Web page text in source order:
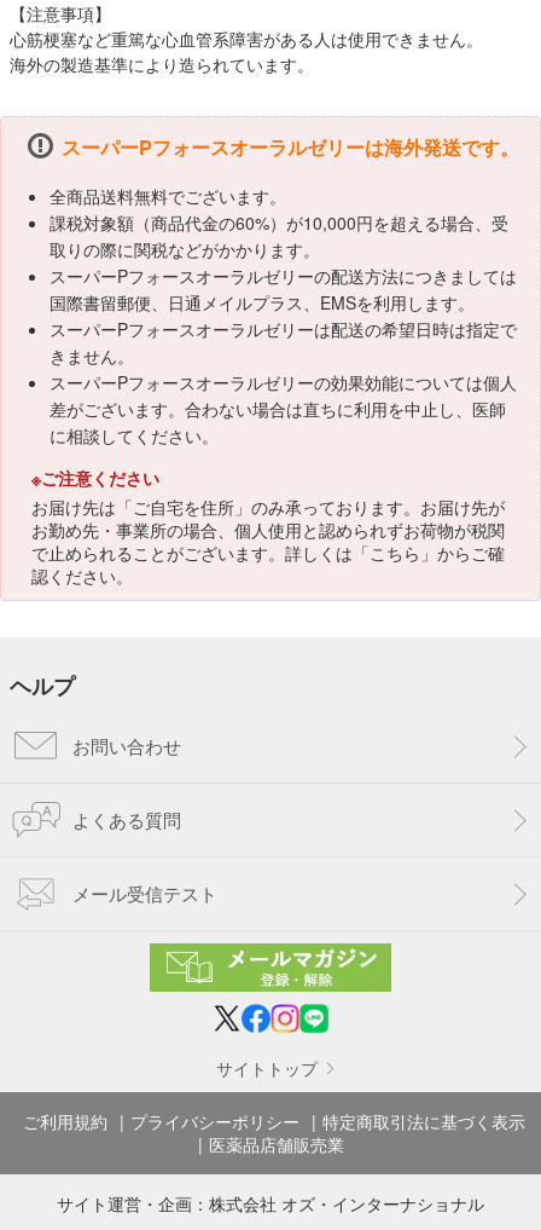
【注意事項】
心筋梗塞など重篤な心血管系障害がある人は使用できません。
海外の製造基準により造られています。
スーパーPフォースオーラルゼリーは海外発送です。
全商品送料無料でございます。
課税対象額（商品代金の60%）が10,000円を超える場合、受
取りの際に関税などがかかります。
スーパーPフォースオーラルゼリーの配送方法につきましては
国際書留郵便、日通メイルプラス、EMSを利用します。
スーパーPフォースオーラルゼリーは配送の希望日時は指定で
きません。
スーパーPフォースオーラルゼリーの効果効能については個人
差がございます。合わない場合は直ちに利用を中止し、医師
に相談してください。
※ご注意ください
お届け先は「ご自宅を住所」のみ承っております。お届け先が
お勤め先・事業所の場合、個人使用と認められずお荷物が税関
で止められることがございます。詳しくは「こちら 」からご確
認ください。
ヘルプ
お問い合わせ
よくある質問
メール受信テスト
サイトトップ
ご利用規約 プライバシーポリシー
特定商取引法に基づく表示
医薬品店舗販売業
サイト運営・企画： 株式会社 オズ・インターナショナル